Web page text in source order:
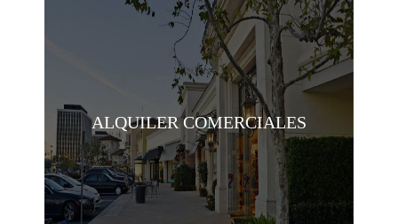
ALQUILER COMERCIALES